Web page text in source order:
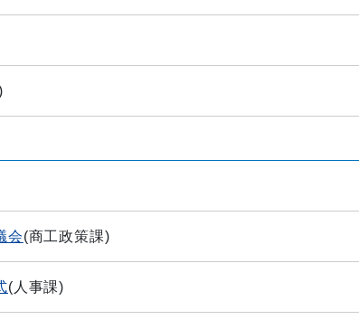
会(商工政策課)
( 人事課)